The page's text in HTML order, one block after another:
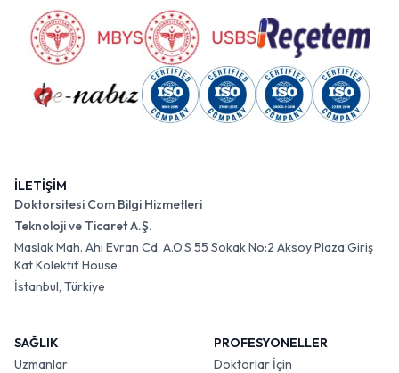
İLETİŞİM
Doktorsitesi Com Bilgi Hizmetleri
Teknoloji ve Ticaret A.Ş.
Maslak Mah. Ahi Evran Cd. A.O.S 55 Sokak No:2 Aksoy Plaza Giriş
Kat Kolektif House
İstanbul, Türkiye
SAĞLIK
Uzmanlar
PROFESYONELLER
Doktorlar İçin